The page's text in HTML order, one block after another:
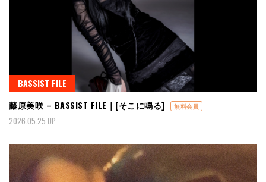
BASSIST FILE
藤原美咲 – BASSIST FILE｜[そこに鳴る]
無料会員
2026.05.25 UP